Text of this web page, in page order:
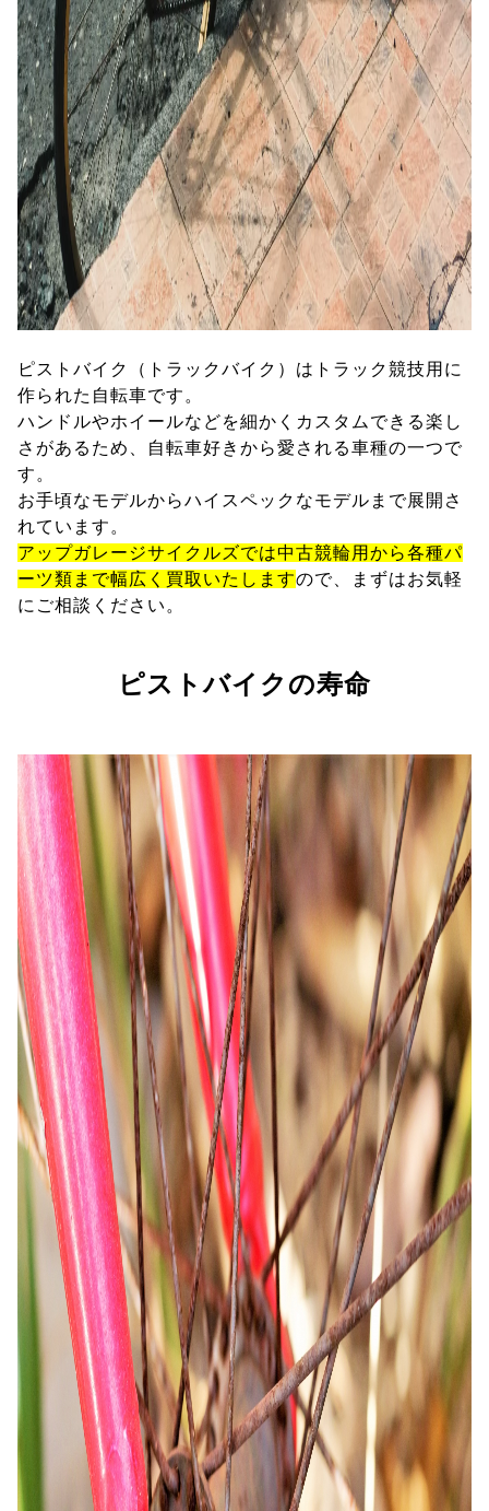
ピストバイク（トラックバイク）はトラック競技用に
作られた自転車です。
ハンドルやホイールなどを細かくカスタムできる楽し
さがあるため、自転車好きから愛される車種の一つで
す。
お手頃なモデルからハイスペックなモデルまで展開さ
れています。
アップガレージサイクルズでは中古競輪用から各種パ
ーツ類まで幅広く買取いたしますので、まずはお気軽
にご相談ください。
ピストバイクの寿命